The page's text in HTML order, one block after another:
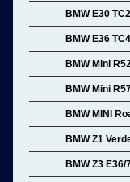
BMW E30
BMW E36
BMW Mini
BMW Mini
BMW MINI
BMW Z1
BMW Z3 E36/